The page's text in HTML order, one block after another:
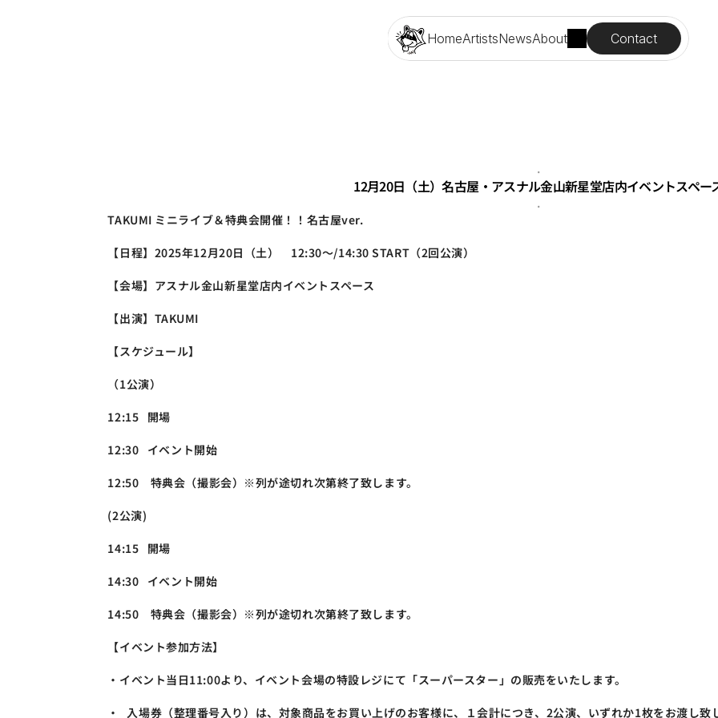
HomeArtistsNewsAbout Contact
.
12月20日（土）名古屋・アスナル金山新星堂店内イベントスペー
.
TAKUMI ミニライブ＆特典会開催！！名古屋ver.
【日程】2025年12月20日（土）　12:30～/14:30 START（2回公演）
【会場】アスナル金山新星堂店内イベントスペース
【出演】TAKUMI
【スケジュール】
（1公演）
12:15   開場
12:30   イベント開始
12:50　特典会（撮影会）※列が途切れ次第終了致します。
(2公演)
14:15   開場
14:30   イベント開始
14:50　特典会（撮影会）※列が途切れ次第終了致します。
【イベント参加方法】
・イベント当日11:00より、イベント会場の特設レジにて「スーパースター」の販売をいたします。
・	入場券（整理番号入り）は、対象商品をお買い上げのお客様に、１会計につき、2公演、いずれか1枚をお渡し致